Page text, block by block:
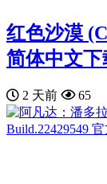
红色沙漠
简体中文下
2 天前 65